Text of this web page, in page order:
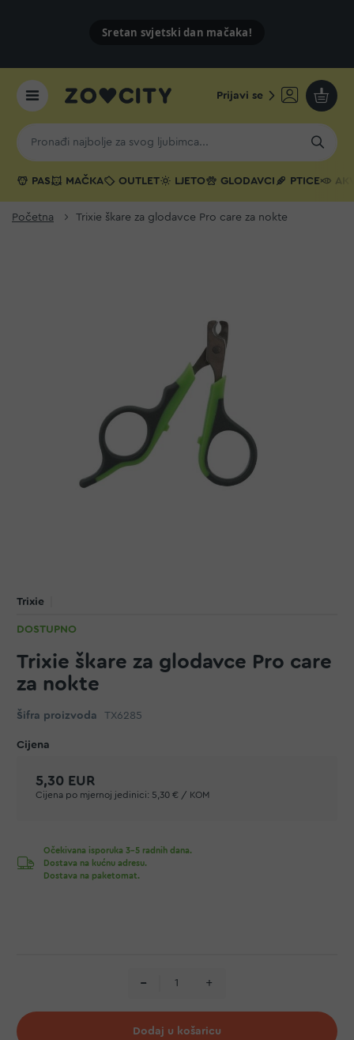
Sretan svjetski dan mačaka!
Prijavi se
Moja
PAS MAČKA OUTLET LJETO GLODAVCI PTICE
Početna Trixie škare za glodavce Pro care za nokte
Trixie
DOSTUPNO
Trixie škare za glodavce Pro care
za nokte
Šifra proizvoda TX6285
5,30 EUR
Cijena po mjernoj jedinici: 5,30 € / KOM
Očekivana isporuka 3-5 radnih dana.
Dostava na kućnu adresu.
Dostava na paketomat.
Dodaj u košaricu